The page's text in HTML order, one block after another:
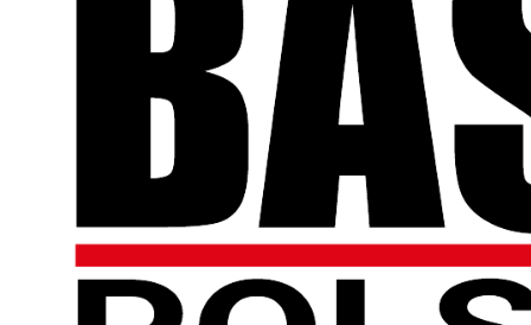
Anuluj Dodaj